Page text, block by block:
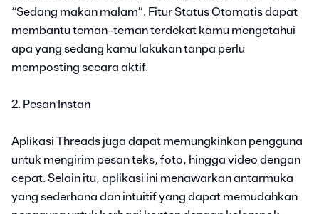
“Sedang makan malam”. Fitur Status Otomatis dapat
membantu teman-teman terdekat kamu mengetahui
apa yang sedang kamu lakukan tanpa perlu
memposting secara aktif.
2. Pesan Instan
Aplikasi Threads juga dapat memungkinkan pengguna
untuk mengirim pesan teks, foto, hingga video dengan
cepat. Selain itu, aplikasi ini menawarkan antarmuka
yang sederhana dan intuitif yang dapat memudahkan